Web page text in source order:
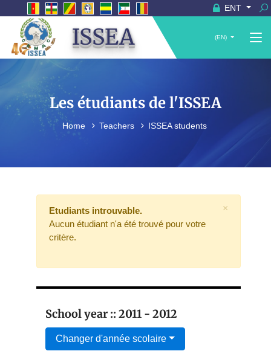
ENT
ISSEA (EN)
Les étudiants de l'ISSEA
Home Teachers ISSEA students
Etudiants introuvable.
Aucun étudiant n'a été trouvé pour votre
critère.
×
School year :: 2011 - 2012
Changer d'année scolaire